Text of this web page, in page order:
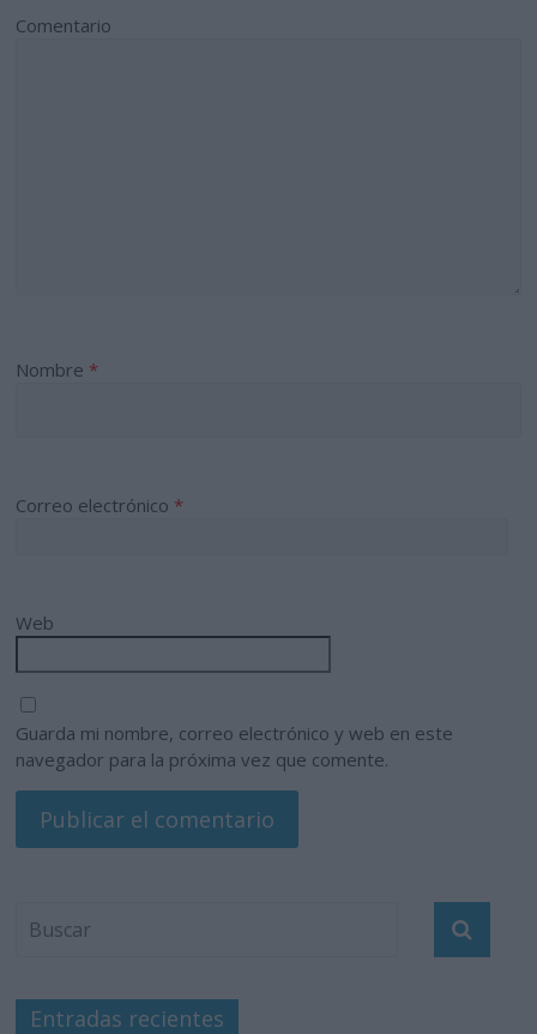
Comentario
Nombre *
Correo electrónico *
Web
Guarda mi nombre, correo electrónico y web en este
navegador para la próxima vez que comente.
Entradas recientes